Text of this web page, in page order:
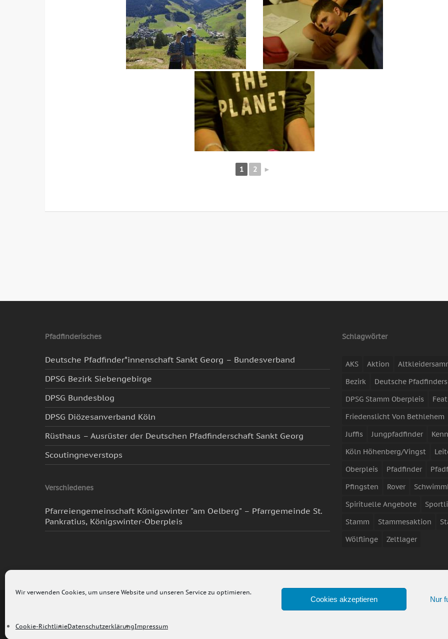
Wir verwenden Cookies, um unsere Website und unseren Service zu optimieren.
Cookies akzeptieren Nur
Cookie-RichtlinieDatenschutzerklärungImpressum
1 2 ►
Pfadfinderisches
Deutsche Pfadfinder*innenschaft Sankt Georg – Bundesverband
DPSG Bezirk Siebengebirge
DPSG Bundesblog
DPSG Diözesanverband Köln
Rüsthaus – Ausrüster der Deutschen Pfadfinderschaft Sankt Georg
Scoutingneverstops
Verschiedenes
Pfarreiengemeinschaft Königswinter "am Oelberg" – Pfarrgemeinde St.
Pankratius, Königswinter-Oberpleis
Schlagwörter
AKS Aktion
Bezirk
Deutsche
DPSG Stamm Oberpleis
Friedenslicht Von Bethlehem
Juffis
Jungpfadfinder
Köln Höhenberg/Vingst
Oberpleis
Pfadfinder
Pfingsten
Rover
Spirituelle Angebote
Stamm
Stammesaktion
Wölflinge
Zeltlager
Informationen finden Sie im Impressum.